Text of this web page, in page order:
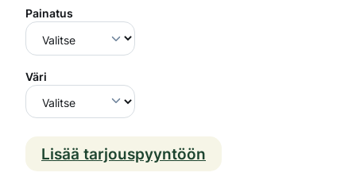
Painatus
Väri
Lisää tarjouspyyntöön